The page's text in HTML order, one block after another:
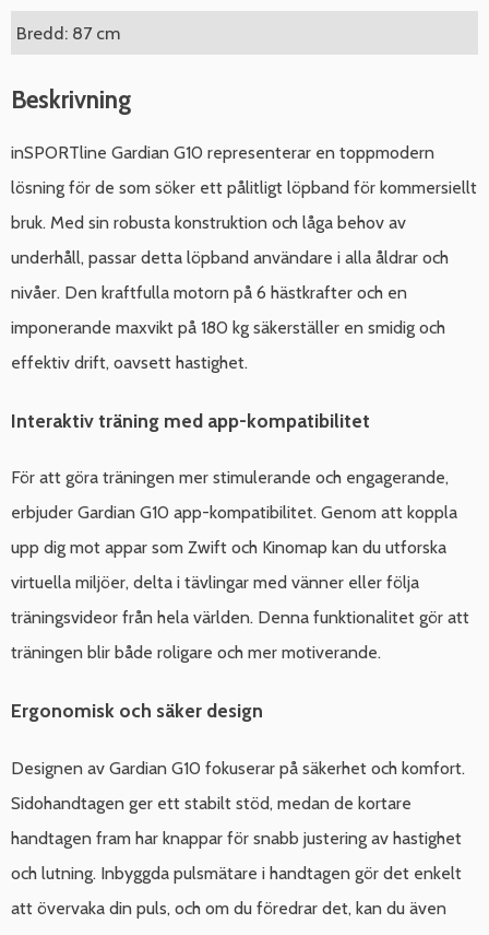
Bredd: 87 cm
Beskrivning
inSPORTline Gardian G10 representerar en toppmodern
lösning för de som söker ett pålitligt löpband för kommersiellt
bruk. Med sin robusta konstruktion och låga behov av
underhåll, passar detta löpband användare i alla åldrar och
nivåer. Den kraftfulla motorn på 6 hästkrafter och en
imponerande maxvikt på 180 kg säkerställer en smidig och
effektiv drift, oavsett hastighet.
Interaktiv träning med app-kompatibilitet
För att göra träningen mer stimulerande och engagerande,
erbjuder Gardian G10 app-kompatibilitet. Genom att koppla
upp dig mot appar som Zwift och Kinomap kan du utforska
virtuella miljöer, delta i tävlingar med vänner eller följa
träningsvideor från hela världen. Denna funktionalitet gör att
träningen blir både roligare och mer motiverande.
Ergonomisk och säker design
Designen av Gardian G10 fokuserar på säkerhet och komfort.
Sidohandtagen ger ett stabilt stöd, medan de kortare
handtagen fram har knappar för snabb justering av hastighet
och lutning. Inbyggda pulsmätare i handtagen gör det enkelt
att övervaka din puls, och om du föredrar det, kan du även